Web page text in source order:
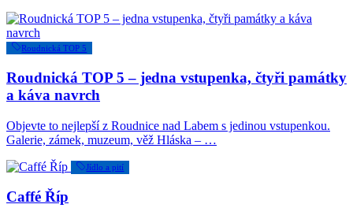
Roudnická TOP 5
Roudnická TOP 5 – jedna vstupenka, čtyři památky
a káva navrch
Objevte to nejlepší z Roudnice nad Labem s jedinou vstupenkou.
Galerie, zámek, muzeum, věž Hláska – …
Jídlo a pití
Caffé Říp